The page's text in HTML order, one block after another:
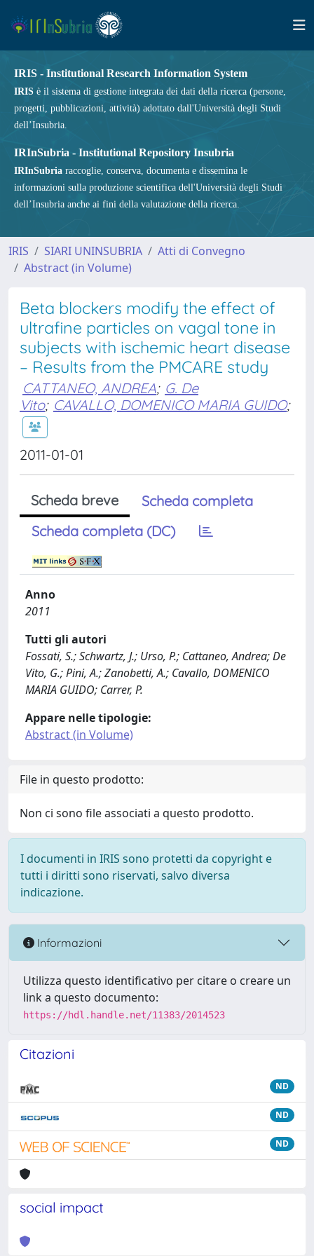
IRIS - Institutional Research Information System
IRIS è il sistema di gestione integrata dei dati della ricerca (persone,
progetti, pubblicazioni, attività) adottato dall'Università degli Studi
dell’Insubria.
IRInSubria - Institutional Repository Insubria
IRInSubria raccoglie, conserva, documenta e dissemina le
informazioni sulla produzione scientifica dell'Università degli Studi
dell’Insubria anche ai fini della valutazione della ricerca.
IRIS SIARI UNINSUBRIA
Atti di Convegno
Abstract (in Volume)
Beta blockers modify the effect of
ultrafine particles on vagal tone in
subjects with ischemic heart disease
– Results from the PMCARE study
CATTANEO, ANDREA; G. De
Vito; CAVALLO, DOMENICO MARIA GUIDO;
2011-01-01
Scheda breve
Scheda completa
Scheda completa (DC)
Anno
2011
Tutti gli autori
Fossati, S.; Schwartz, J.; Urso, P.; Cattaneo, Andrea; De
Vito, G.; Pini, A.; Zanobetti, A.; Cavallo, DOMENICO
MARIA GUIDO; Carrer, P.
Appare nelle tipologie:
Abstract (in Volume)
File in questo prodotto:
Non ci sono file associati a questo prodotto.
I documenti in IRIS sono protetti da copyright e
tutti i diritti sono riservati, salvo diversa
indicazione.
Informazioni
Utilizza questo identificativo per citare o creare un
link a questo documento:
https://hdl.handle.net/11383/2014523
Citazioni
ND
ND
ND
social impact